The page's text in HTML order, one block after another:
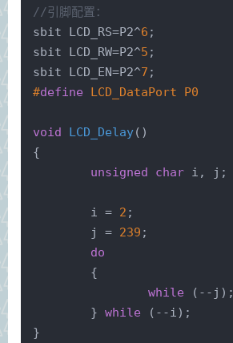
//引脚配置：
sbit LCD_RS=P2^6 ;
sbit LCD_RW=P2^5 ;
sbit LCD_EN=P2^7 ;
#define LCD_DataPort P0
void LCD_Delay()
{
unsigned
char i, j;
	i =
2 ;
	j =
239 ;
do
	{
while (--j);
	}
while (--i);
}